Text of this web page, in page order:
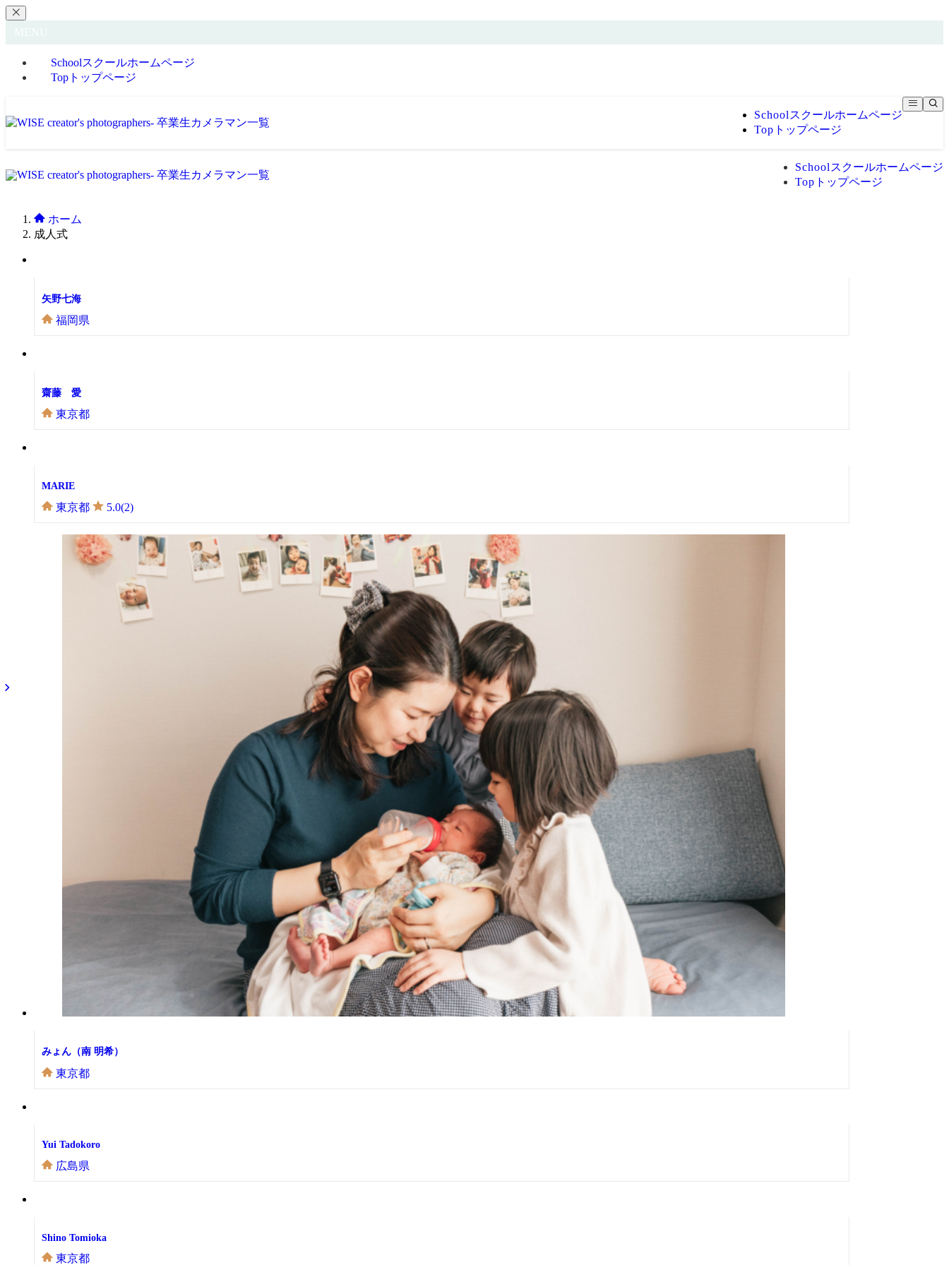
Schoolスクールホームページ
Top トップページ
School スクールホームページ
Top トップページ
School スクールホームページ
Top トップページ
ホーム
成人式
矢野七海
福岡県
齋藤 愛
東京都
MARIE
東京都 5.0(2)
みょん（南 明希）
東京都
Yui Tadokoro
広島県
Shino Tomioka
東京都